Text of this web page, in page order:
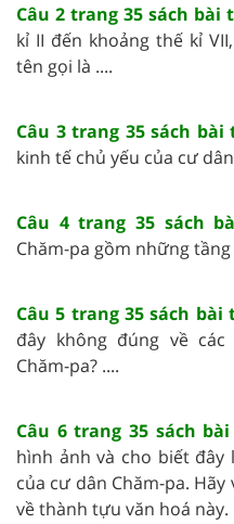
Câu 2 trang 35 sách bài
kỉ II đến khoảng thế kỉ
tên gọi là ....
Câu 3 trang 35 sách bài
kinh tế chủ yếu của cư
Câu 4 trang 35 sách
Chăm-pa gồm những
Câu 5 trang 35 sách
đây không đúng về
Chăm-pa? ....
Câu 6 trang 35 sách
hình ảnh và cho biết
của cư dân Chăm-pa.
về thành tựu văn hoá này.